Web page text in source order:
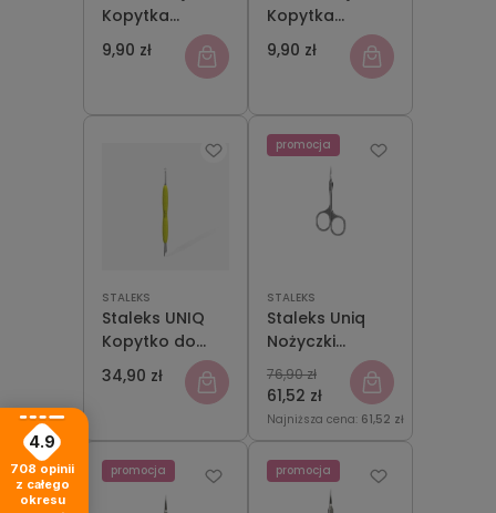
Kopytka
Combo Czarna
Uniq 10b do
Wymiennych
Części
9,90 zł
Kopytka
Combo Uniq
Srebrna 10 do
Wymiennych
Części
Roboczych
9,90 zł
STALEKS
Staleks UNIQ
Kopytko do
Manicure
Gummy Żółte 11
34,90 zł
STALEKS
Staleks Uniq
Nożyczki
Asymmetric 30
Type 4
61,52 zł
76,90 zł
Najniższa cena: 61,52 zł
promocja
promocja promocja
4.9
708 opinii
z całego
okresu